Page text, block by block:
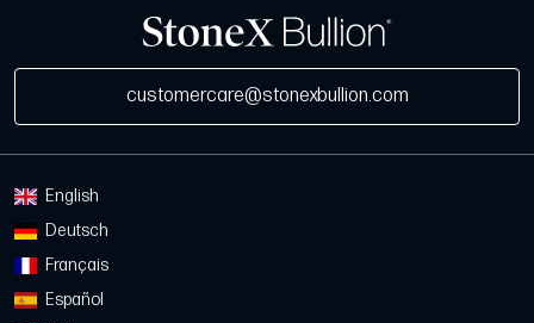
customercare@stonexbullion.com
English
Deutsch
Français
Español